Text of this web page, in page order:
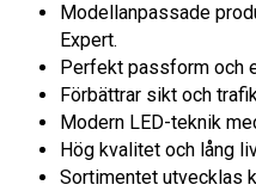
Modellanpassade
Expert.
Perfekt passform och
Förbättrar sikt och
Modern LED-teknik
Hög kvalitet och lång
Sortimentet utvecklas